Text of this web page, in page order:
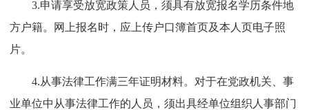
3.申请享受放宽政策人员，须具有放宽报名学历条件地
方户籍。网上报名时，应上传户口簿首页及本人页电子照
片。
4.从事法律工作满三年证明材料。对于在党政机关、事
业单位中从事法律工作的人员，须出具经单位组织人事部门